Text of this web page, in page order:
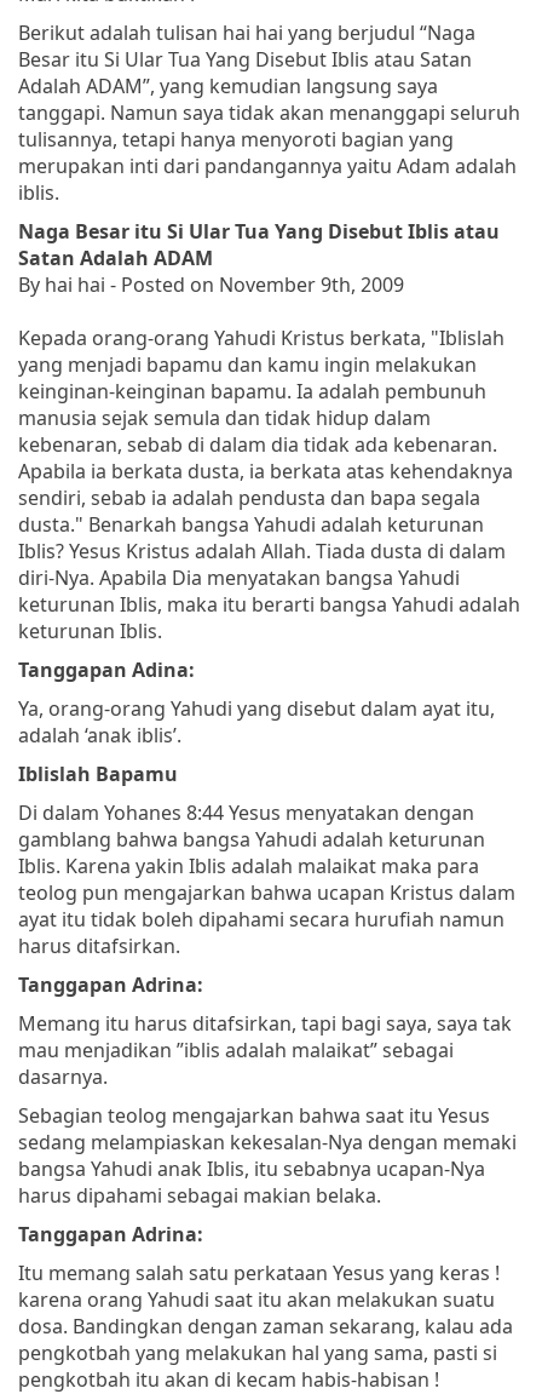
Berikut adalah tulisan hai hai yang berjudul “Naga
Besar itu Si Ular Tua Yang Disebut Iblis atau Satan
Adalah ADAM”, yang kemudian langsung saya
tanggapi. Namun saya tidak akan menanggapi seluruh
tulisannya, tetapi hanya menyoroti bagian yang
merupakan inti dari pandangannya yaitu Adam adalah
iblis.
Naga Besar itu Si Ular Tua Yang Disebut Iblis atau
Satan Adalah ADAM
By hai hai - Posted on November 9th, 2009
Kepada orang-orang Yahudi Kristus berkata, "Iblislah
yang menjadi bapamu dan kamu ingin melakukan
keinginan-keinginan bapamu. Ia adalah pembunuh
manusia sejak semula dan tidak hidup dalam
kebenaran, sebab di dalam dia tidak ada kebenaran.
Apabila ia berkata dusta, ia berkata atas kehendaknya
sendiri, sebab ia adalah pendusta dan bapa segala
dusta." Benarkah bangsa Yahudi adalah keturunan
Iblis? Yesus Kristus adalah Allah. Tiada dusta di dalam
diri-Nya. Apabila Dia menyatakan bangsa Yahudi
keturunan Iblis, maka itu berarti bangsa Yahudi adalah
keturunan Iblis.
Tanggapan Adina:
Ya, orang-orang Yahudi yang disebut dalam ayat itu,
adalah ‘anak iblis’.
Iblislah Bapamu
Di dalam Yohanes 8:44 Yesus menyatakan dengan
gamblang bahwa bangsa Yahudi adalah keturunan
Iblis. Karena yakin Iblis adalah malaikat maka para
teolog pun mengajarkan bahwa ucapan Kristus dalam
ayat itu tidak boleh dipahami secara hurufiah namun
harus ditafsirkan.
Tanggapan Adrina:
Memang itu harus ditafsirkan, tapi bagi saya, saya tak
mau menjadikan ”iblis adalah malaikat” sebagai
dasarnya.
Sebagian teolog mengajarkan bahwa saat itu Yesus
sedang melampiaskan kekesalan-Nya dengan memaki
bangsa Yahudi anak Iblis, itu sebabnya ucapan-Nya
harus dipahami sebagai makian belaka.
Tanggapan Adrina:
Itu memang salah satu perkataan Yesus yang keras !
karena orang Yahudi saat itu akan melakukan suatu
dosa. Bandingkan dengan zaman sekarang, kalau ada
pengkotbah yang melakukan hal yang sama, pasti si
pengkotbah itu akan di kecam habis-habisan !